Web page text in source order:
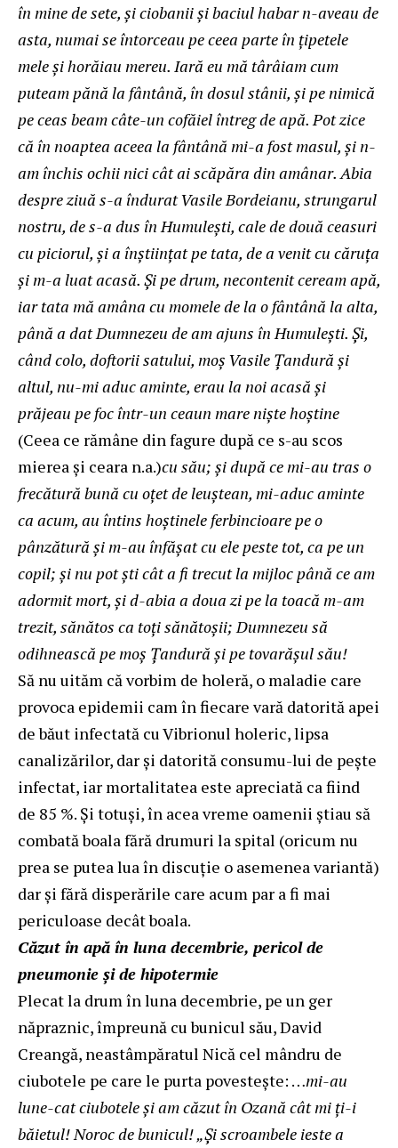
în mine de sete, şi ciobanii şi baciul habar n-aveau de
asta, numai se întorceau pe ceea parte în ţipetele
mele şi horăiau mereu. Iară eu mă târâiam cum
puteam pănă la fântână, în dosul stânii, şi pe nimică
pe ceas beam câte-un cofăiel întreg de apă. Pot zice
că în noaptea aceea la fântână mi-a fost masul, şi n-
am închis ochii nici cât ai scăpăra din amânar. Abia
despre ziuă s-a îndurat Vasile Bordeianu, strungarul
nostru, de s-a dus în Humuleşti, cale de două ceasuri
cu piciorul, şi a înştiinţat pe tata, de a venit cu căruţa
şi m-a luat acasă. Şi pe drum, necontenit ceream apă,
iar tata mă amâna cu momele de la o fântână la alta,
până a dat Dumnezeu de am ajuns în Humuleşti. Şi,
când colo, doftorii satului, moş Vasile Ţandură şi
altul, nu-mi aduc aminte, erau la noi acasă şi
prăjeau pe foc într-un ceaun mare nişte hoştine
(Ceea ce rămâne din fagure după ce s-au scos
mierea și ceara n.a.)cu său; şi după ce mi-au tras o
frecătură bună cu oţet de leuştean, mi-aduc aminte
ca acum, au întins hoştinele ferbincioare pe o
pânzătură şi m-au înfăşat cu ele peste tot, ca pe un
copil; şi nu pot şti cât a fi trecut la mijloc până ce am
adormit mort, şi d-abia a doua zi pe la toacă m-am
trezit, sănătos ca toţi sănătoşii; Dumnezeu să
odihnească pe moş Ţandură şi pe tovarăşul său!
Să nu uităm că vorbim de holeră, o maladie care
provoca epidemii cam în fiecare vară datorită apei
de băut infectată cu Vibrionul holeric, lipsa
canalizărilor, dar și datorită consumu-lui de pește
infectat, iar mortalitatea este apreciată ca fiind
de 85 %. Și totuși, în acea vreme oamenii știau să
combată boala fără drumuri la spital (oricum nu
prea se putea lua în discuție o asemenea variantă)
dar și fără disperările care acum par a fi mai
periculoase decât boala.
Căzut în apă în luna decembrie, pericol de
pneumonie și de hipotermie
Plecat la drum în luna decembrie, pe un ger
năpraznic, împreună cu bunicul său, David
Creangă, neastâmpăratul Nică cel mândru de
ciubotele pe care le purta povestește: …mi-au
lune-cat ciubotele şi am căzut în Ozană cât mi ţi-i
băietul! Noroc de bunicul! „Şi scroambele ieste a